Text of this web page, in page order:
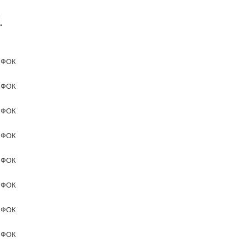
.
ФОК
ФОК
ФОК
ФОК
ФОК
ФОК
ФОК
ФОК